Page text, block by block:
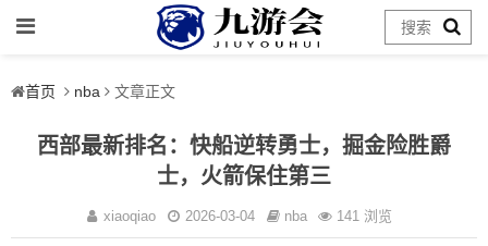
首页 nba 文章正文
西部最新排名：快船逆转勇士，掘金险胜爵
士，火箭保住第三
xiaoqiao 2026-03-04 nba 141 浏览